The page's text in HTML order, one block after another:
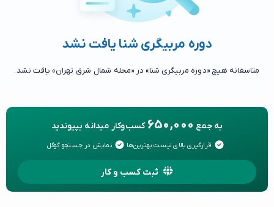
دوره مربیگری شنا یافت نشد
متاسفانه هیچ «دوره مربیگری شنا» در «محله شمال شرق تهران» یافت نشد.
به جمع 650,000 کسب‌وکار میدانه بپیوندید
قرارگیری بالای لیست بهترین‌ها نمایش در جستجو گوگل
ثبت کسب و کار